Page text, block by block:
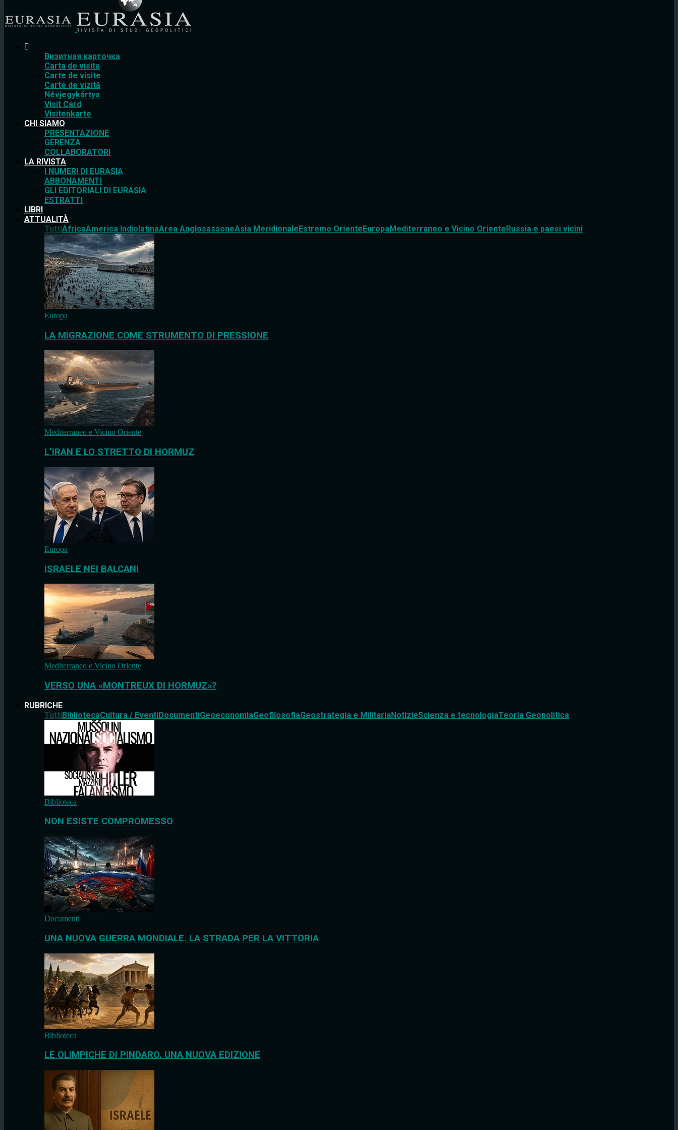
Bизитная карточка
Carta de visita
Carte de visite
Carte de vizită
Névjegykártya
Visit Card
Visitenkarte
CHI SIAMO
PRESENTAZIONE
GERENZA
COLLABORATORI
LA RIVISTA
I NUMERI DI EURASIA
ABBONAMENTI
GLI EDITORIALI DI EURASIA
ESTRATTI
LIBRI
ATTUALITÀ
TuttiAfricaAmerica IndiolatinaArea AnglosassoneAsia MeridionaleEstremo OrienteEuropaMediterraneo e Vicino OrienteRussia e paesi vicini
Europa
LA MIGRAZIONE COME STRUMENTO DI PRESSIONE
Mediterraneo e Vicino Oriente
L’IRAN E LO STRETTO DI HORMUZ
Europa
ISRAELE NEI BALCANI
Mediterraneo e Vicino Oriente
VERSO UNA «MONTREUX DI HORMUZ»?
RUBRICHE
TuttiBibliotecaCultura / EventiDocumentiGeoeconomiaGeofilosofiaGeostrategia e MilitariaNotizieScienza e tecnologiaTeoria Geopolitica
Biblioteca
NON ESISTE COMPROMESSO
Documenti
UNA NUOVA GUERRA MONDIALE. LA STRADA PER LA VITTORIA
Biblioteca
LE OLIMPICHE DI PINDARO. UNA NUOVA EDIZIONE